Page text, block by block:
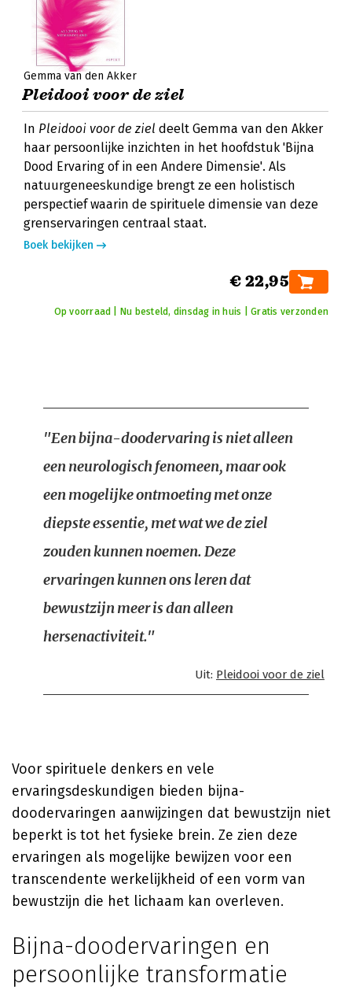
Gemma van den Akker
Pleidooi voor de ziel
In Pleidooi voor de ziel deelt Gemma van den Akker
haar persoonlijke inzichten in het hoofdstuk 'Bijna
Dood Ervaring of in een Andere Dimensie'. Als
natuurgeneeskundige brengt ze een holistisch
perspectief waarin de spirituele dimensie van deze
grenservaringen centraal staat.
Boek bekijken
€ 22,95
Op voorraad | Nu besteld, dinsdag in huis | Gratis verzonden
"Een bijna-doodervaring is niet alleen
een neurologisch fenomeen, maar ook
een mogelijke ontmoeting met onze
diepste essentie, met wat we de ziel
zouden kunnen noemen. Deze
ervaringen kunnen ons leren dat
bewustzijn meer is dan alleen
hersenactiviteit."
Uit: Pleidooi voor de ziel
Voor spirituele denkers en vele
ervaringsdeskundigen bieden bijna-
doodervaringen aanwijzingen dat bewustzijn niet
beperkt is tot het fysieke brein. Ze zien deze
ervaringen als mogelijke bewijzen voor een
transcendente werkelijkheid of een vorm van
bewustzijn die het lichaam kan overleven.
Bijna-doodervaringen en
persoonlijke transformatie